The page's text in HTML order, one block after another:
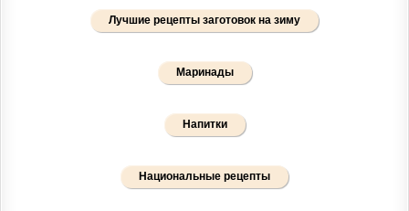
Лучшие рецепты заготовок на зиму
Маринады
Напитки
Национальные рецепты